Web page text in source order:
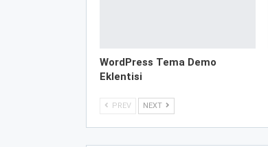
WordPress Tema Demo
Eklentisi
PREV NEXT